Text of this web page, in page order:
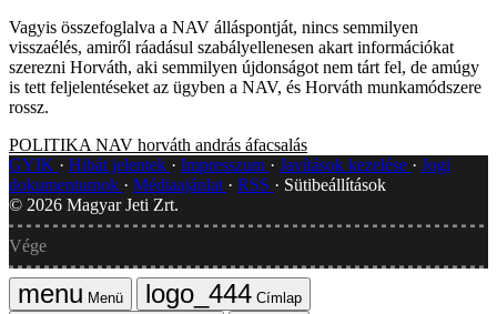
Vagyis összefoglalva a NAV álláspontját, nincs semmilyen
visszaélés, amiről ráadásul szabályellenesen akart információkat
szerezni Horváth, aki semmilyen újdonságot nem tárt fel, de amúgy
is tett feljelentéseket az ügyben a NAV, és Horváth munkamódszere
rossz.
POLITIKA NAV horváth andrás áfacsalás
GYIK
Hibát jelentek Impresszum Javítások kezelése
Jogi
dokumentumok
Médiaajánlat RSS
Sütibeállítások
© 2026 Magyar Jeti Zrt.
Vége
Menü Címlap